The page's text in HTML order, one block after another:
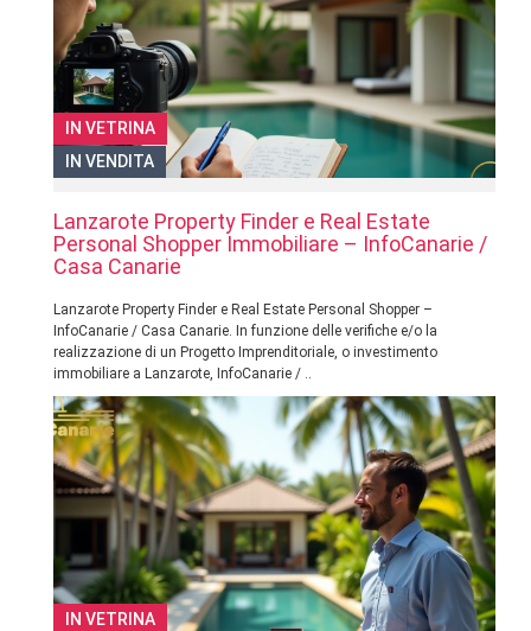
IN VETRINA
IN VENDITA
Lanzarote Property Finder e Real Estate
Personal Shopper Immobiliare – InfoCanarie /
Casa Canarie
Lanzarote Property Finder e Real Estate Personal Shopper –
InfoCanarie / Casa Canarie. In funzione delle verifiche e/o la
realizzazione di un Progetto Imprenditoriale, o investimento
immobiliare a Lanzarote, InfoCanarie / ..
IN VETRINA